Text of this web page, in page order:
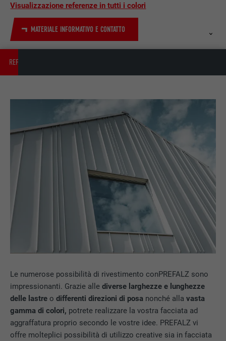
Visualizzazione referenze in tutti i colori
MATERIALE INFORMATIVO E CONTATTO
REFERENZEN
Le numerose possibilità di rivestimento conPREFALZ sono
impressionanti. Grazie allediverse larghezze e lunghezze
delle lastre odifferenti direzioni di posa nonché allavasta
gamma di colori, potrete realizzare la vostra facciata ad
aggraffatura proprio secondo le vostre idee. PREFALZ vi
offre molteplici possibilità di utilizzo creative sia in facciata